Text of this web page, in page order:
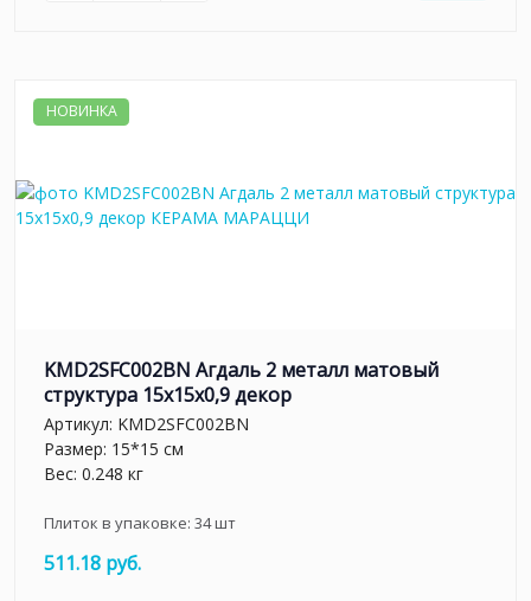
НОВИНКА
KMD2SFC002BN Агдаль 2 металл матовый
структура 15x15x0,9 декор
Артикул: KMD2SFC002BN
Размер: 15*15 см
Вес: 0.248 кг
Плиток в упаковке: 34шт
511.18 руб.